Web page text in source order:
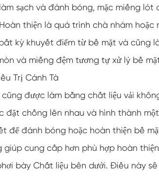
sạch và đánh bóng, mặc miếng
thiện là quá trình chà nhám
kỳ khuyết điểm từ bề mặt và cũng
và miếng đệm tương tự xử lý bề
Trị Cánh Tà
được làm bằng chất liệu vải
đặt chồng lên nhau và hình thành
để đánh bóng hoặc hoàn thiện bề
giúp cung cấp hơn phù hợp hoàn
bày Chất liệu bên dưới. Điều này